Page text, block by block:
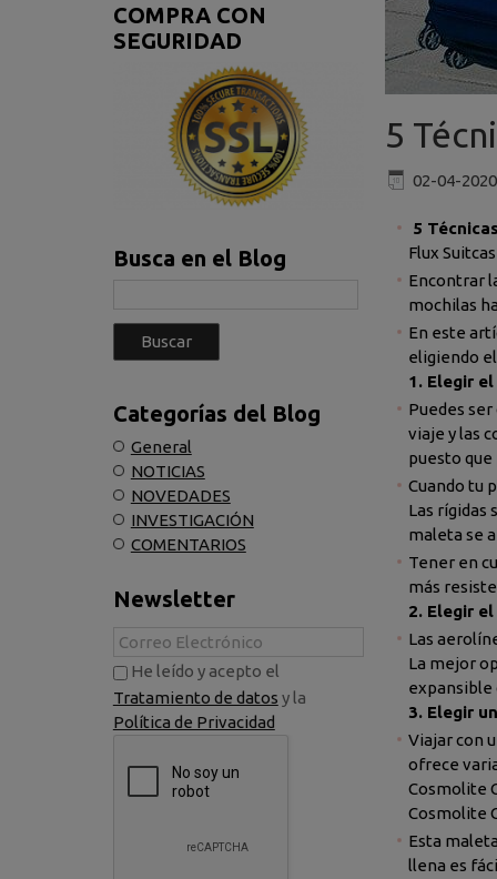
COMPRA CON
SEGURIDAD
Busca en el Blog
Categorías del Blog
General
NOTICIAS
NOVEDADES
INVESTIGACIÓN
COMENTARIOS
Newsletter
He leído y acepto el
Tratamiento de datos y la
Política de Privacidad
5
02-04-2020
5
Flux
Encontrar
mochilas
En este
eligiendo
1. Elegir
Puedes
viaje y las
puesto
Cuando tu
Las rígidas
maleta se
Tener en
más
2. Elegir
Las
La mejor
expansible
3. Elegir
Viajar con
ofrece
Cosmolite
Cosmolite
Esta
llena es